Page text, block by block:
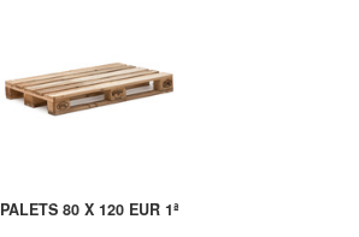
PALETS 80 X 120 EUR 1ª